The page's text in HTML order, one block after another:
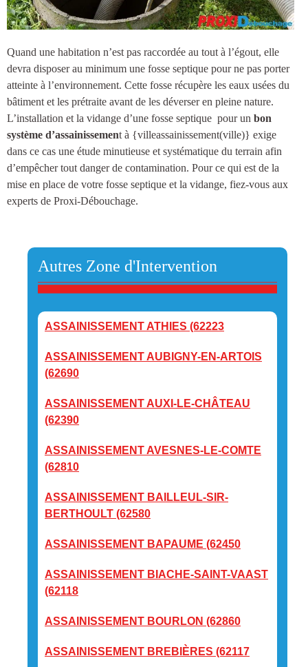
Quand une habitation n’est pas raccordée au tout à l’égout, elle
devra disposer au minimum une fosse septique pour ne pas porter
atteinte à l’environnement. Cette fosse récupère les eaux usées du
bâtiment et les prétraite avant de les déverser en pleine nature.
L’installation et la vidange d’une fosse septique pour un bon
système d’assainissement à {villeassainissement(ville)} exige
dans ce cas une étude minutieuse et systématique du terrain afin
d’empêcher tout danger de contamination. Pour ce qui est de la
mise en place de votre fosse septique et la vidange, fiez-vous aux
experts de Proxi-Débouchage.
Autres Zone d'Intervention
ASSAINISSEMENT ATHIES (62223
ASSAINISSEMENT AUBIGNY-EN-ARTOIS
(62690
ASSAINISSEMENT AUXI-LE-CHÂTEAU
(62390
ASSAINISSEMENT AVESNES-LE-COMTE
(62810
ASSAINISSEMENT BAILLEUL-SIR-
BERTHOULT (62580
ASSAINISSEMENT BAPAUME (62450
ASSAINISSEMENT BIACHE-SAINT-VAAST
(62118
ASSAINISSEMENT BOURLON (62860
ASSAINISSEMENT BREBIÈRES (62117